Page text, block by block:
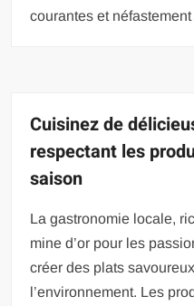
courantes et
Cuisinez de
respectant les
saison
La gastronomie locale,
mine d’or pour les
créer des plats
l’environnement. Les